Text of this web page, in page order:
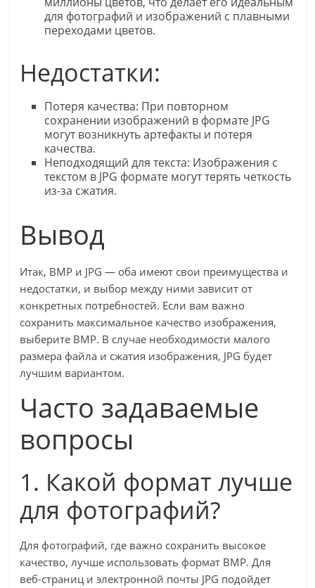
для фотографий и изображений с плавными
переходами цветов.
Недостатки:
Потеря качества: При повторном
сохранении изображений в формате JPG
могут возникнуть артефакты и потеря
качества.
Неподходящий для текста: Изображения с
текстом в JPG формате могут терять четкость
из-за сжатия.
Вывод
Итак, BMP и JPG — оба имеют свои преимущества и
недостатки, и выбор между ними зависит от
конкретных потребностей. Если вам важно
сохранить максимальное качество изображения,
выберите BMP. В случае необходимости малого
размера файла и сжатия изображения, JPG будет
лучшим вариантом.
Часто задаваемые
вопросы
1. Какой формат лучше
для фотографий?
Для фотографий, где важно сохранить высокое
качество, лучше использовать формат BMP. Для
веб-страниц и электронной почты JPG подойдет